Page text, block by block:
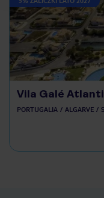
Vila Galé
PORTUGALIA ALGARVE